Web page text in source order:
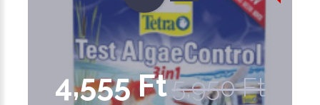
4,555 Ft5,950 Ft